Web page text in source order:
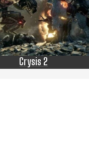
Crysis 2